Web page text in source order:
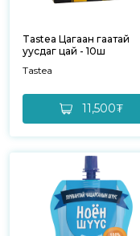
Tastea Цагаан гаатай
уусдаг цай - 10ш
Tastea
11,500₮